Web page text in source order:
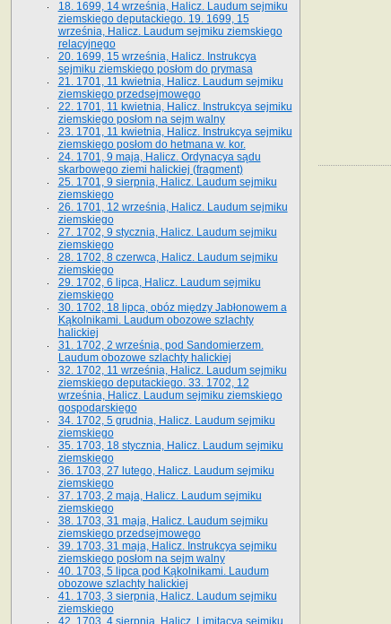
18. 1699, 14 września, Halicz. Laudum sejmiku
ziemskiego deputackiego. 19. 1699, 15
września, Halicz. Laudum sejmiku ziemskiego
relacyjnego
20. 1699, 15 września, Halicz. Instrukcya
sejmiku ziemskiego posłom do prymasa
21. 1701, 11 kwietnia, Halicz. Laudum sejmiku
ziemskiego przedsejmowego
22. 1701, 11 kwietnia, Halicz. Instrukcya sejmiku
ziemskiego posłom na sejm walny
23. 1701, 11 kwietnia, Halicz. Instrukcya sejmiku
ziemskiego posłom do hetmana w. kor.
24. 1701, 9 maja, Halicz. Ordynacya sądu
skarbowego ziemi halickiej (fragment)
25. 1701, 9 sierpnia, Halicz. Laudum sejmiku
ziemskiego
26. 1701, 12 września, Halicz. Laudum sejmiku
ziemskiego
27. 1702, 9 stycznia, Halicz. Laudum sejmiku
ziemskiego
28. 1702, 8 czerwca, Halicz. Laudum sejmiku
ziemskiego
29. 1702, 6 lipca, Halicz. Laudum sejmiku
ziemskiego
30. 1702, 18 lipca, obóz między Jabłonowem a
Kąkolnikami. Laudum obozowe szlachty
halickiej
31. 1702, 2 września, pod Sandomierzem.
Laudum obozowe szlachty halickiej
32. 1702, 11 września, Halicz. Laudum sejmiku
ziemskiego deputackiego. 33. 1702, 12
września, Halicz. Laudum sejmiku ziemskiego
gospodarskiego
34. 1702, 5 grudnia, Halicz. Laudum sejmiku
ziemskiego
35. 1703, 18 stycznia, Halicz. Laudum sejmiku
ziemskiego
36. 1703, 27 lutego, Halicz. Laudum sejmiku
ziemskiego
37. 1703, 2 maja, Halicz. Laudum sejmiku
ziemskiego
38. 1703, 31 maja, Halicz. Laudum sejmiku
ziemskiego przedsejmowego
39. 1703, 31 maja, Halicz. Instrukcya sejmiku
ziemskiego posłom na sejm walny
40. 1703, 5 lipca pod Kąkolnikami. Laudum
obozowe szlachty halickiej
41­. 1703, 3 sierpnia, Halicz. Laudum sejmiku
ziemskiego
42. 1703, 4 sierpnia, Halicz. Limitacya sejmiku